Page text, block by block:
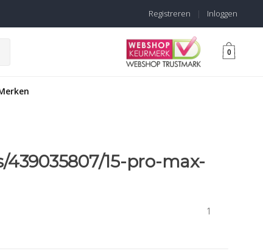
Inloggen
|
Registreren
0
15-pro-max-
1